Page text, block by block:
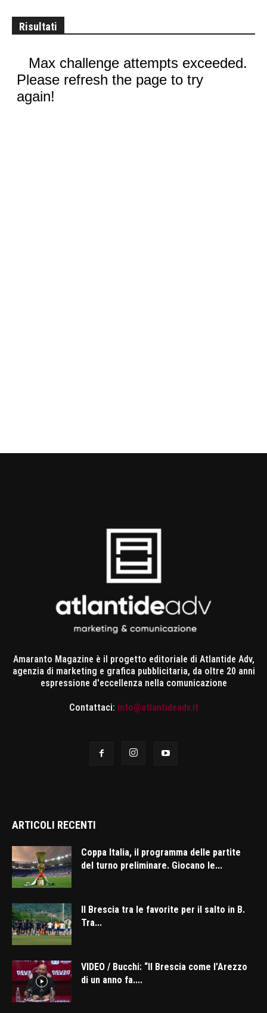
Risultati
Amaranto Magazine è il progetto editoriale di Atlantide Adv,
agenzia di marketing e grafica pubblicitaria, da oltre 20 anni
espressione d'eccellenza nella comunicazione
Contattaci: info@atlantideadv.it
ARTICOLI RECENTI
Coppa Italia, il programma delle partite
del turno preliminare. Giocano le...
Il Brescia tra le favorite per il salto in B.
Tra...
VIDEO / Bucchi: “Il Brescia come l’Arezzo
di un anno fa....